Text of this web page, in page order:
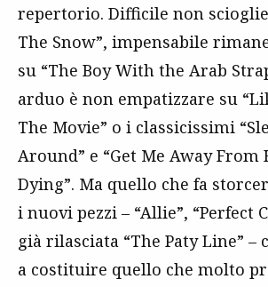
repertorio. Difficile non
The Snow”, impensabile
su “The Boy With the Arab
arduo è non empatizzare su
The Movie” o i classicissimi
Around” e “Get Me Away From
Dying”. Ma quello che fa
i nuovi pezzi – “Allie”, “Perfect
già rilasciata “The Paty Line” –
a costituire quello che molto